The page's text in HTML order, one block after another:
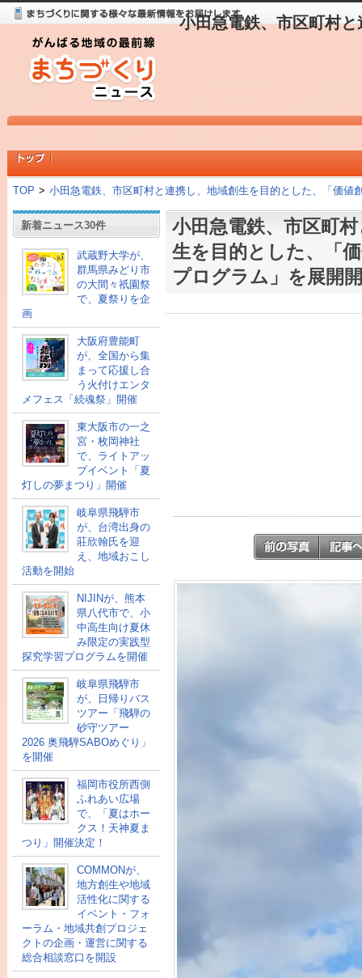
小田急電鉄、市区町村
TOP > 小田急電鉄、市区町村と連携し、地域創生を目的とした、「価値
新着ニュース30件
武蔵野大学が、
群馬県みどり市
の大間々祇園祭
で、夏祭りを企
画
大阪府豊能町
が、全国から集
まって応援し合
う火付けエンタ
メフェス「続魂祭」開催
東大阪市の一之
宮・枚岡神社
で、ライトアッ
プイベント「夏
灯しの夢まつり」開催
岐阜県飛騨市
が、台湾出身の
莊欣翰氏を迎
え、地域おこし
活動を開始
NIJINが、熊本
県八代市で、小
中高生向け夏休
み限定の実践型
探究学習プログラムを開催
岐阜県飛騨市
が、日帰りバス
ツアー「飛騨の
砂守ツアー
2026 奥飛騨SABOめぐり」
を開催
福岡市役所西側
ふれあい広場
で、「夏はホー
クス！天神夏ま
つり」開催決定！
COMMONが、
地方創生や地域
活性化に関する
イベント・フォ
ーラム・地域共創プロジェ
クトの企画・運営に関する
総合相談窓口を開設
小田急電鉄、市区町
生を目的とした、「
プログラム」を展開